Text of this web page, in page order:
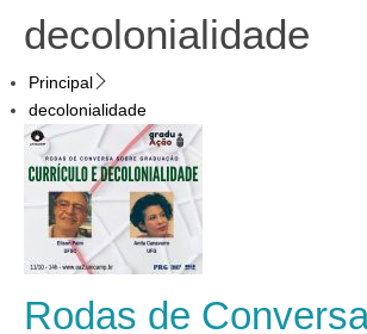
decolonialidade
Principal
decolonialidade
Rodas de